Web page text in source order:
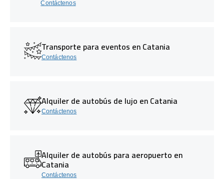
Contáctenos
Transporte para eventos en Catania
Contáctenos
Alquiler de autobús de lujo en Catania
Contáctenos
Alquiler de autobús para aeropuerto en
Catania
Contáctenos